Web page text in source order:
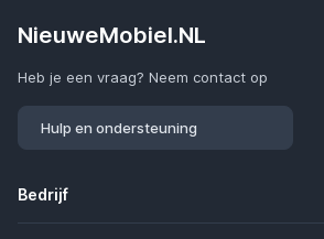
NieuweMobiel.NL
Heb je een vraag? Neem contact op
Hulp en ondersteuning
Bedrijf